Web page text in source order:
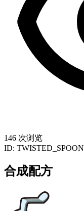
146 次浏览
ID: TWISTED_SPOON
合成配方